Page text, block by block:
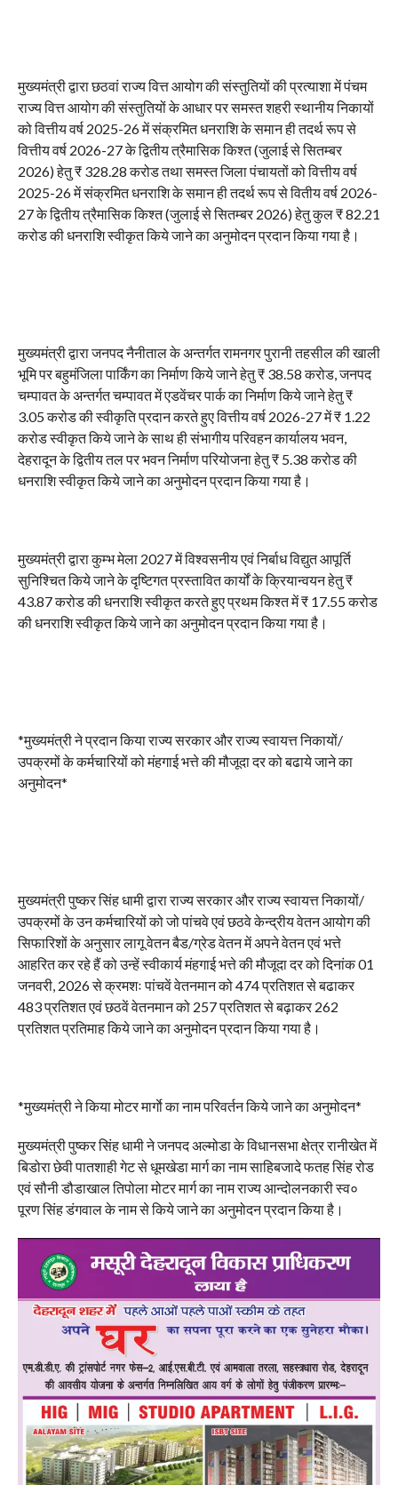
मुख्यमंत्री द्वारा छठवां राज्य वित्त आयोग की संस्तुतियों की प्रत्याशा में पंचम
राज्य वित्त आयोग की संस्तुतियों के आधार पर समस्त शहरी स्थानीय निकायों
को वित्तीय वर्ष 2025-26 में संक्रमित धनराशि के समान ही तदर्थ रूप से
वित्तीय वर्ष 2026-27 के द्वितीय त्रैमासिक किश्त (जुलाई से सितम्बर
2026) हेतु ₹ 328.28 करोड तथा समस्त जिला पंचायतों को वित्तीय वर्ष
2025-26 में संक्रमित धनराशि के समान ही तदर्थ रूप से वितीय वर्ष 2026-
27 के द्वितीय त्रैमासिक किश्त (जुलाई से सितम्बर 2026) हेतु कुल ₹ 82.21
करोड की धनराशि स्वीकृत किये जाने का अनुमोदन प्रदान किया गया है।
मुख्यमंत्री द्वारा जनपद नैनीताल के अन्तर्गत रामनगर पुरानी तहसील की खाली
भूमि पर बहुमंजिला पार्किंग का निर्माण किये जाने हेतु ₹ 38.58 करोड, जनपद
चम्पावत के अन्तर्गत चम्पावत में एडवेंचर पार्क का निर्माण किये जाने हेतु ₹
3.05 करोड की स्वीकृति प्रदान करते हुए वित्तीय वर्ष 2026-27 में ₹ 1.22
करोड स्वीकृत किये जाने के साथ ही संभागीय परिवहन कार्यालय भवन,
देहरादून के द्वितीय तल पर भवन निर्माण परियोजना हेतु ₹ 5.38 करोड की
धनराशि स्वीकृत किये जाने का अनुमोदन प्रदान किया गया है।
मुख्यमंत्री द्वारा कुम्भ मेला 2027 में विश्वसनीय एवं निर्बाध विद्युत आपूर्ति
सुनिश्चित किये जाने के दृष्टिगत प्रस्तावित कार्यों के क्रियान्वयन हेतु ₹
43.87 करोड की धनराशि स्वीकृत करते हुए प्रथम किश्त में ₹ 17.55 करोड
की धनराशि स्वीकृत किये जाने का अनुमोदन प्रदान किया गया है।
*मुख्यमंत्री ने प्रदान किया राज्य सरकार और राज्य स्वायत्त निकायों/
उपक्रमों के कर्मचारियों को मंहगाई भत्ते की मौजूदा दर को बढाये जाने का
अनुमोदन*
मुख्यमंत्री पुष्कर सिंह धामी द्वारा राज्य सरकार और राज्य स्वायत्त निकायों/
उपक्रमों के उन कर्मचारियों को जो पांचवे एवं छठवे केन्द्रीय वेतन आयोग की
सिफारिशों के अनुसार लागू वेतन बैड/ग्रेड वेतन में अपने वेतन एवं भत्ते
आहरित कर रहे हैं को उन्हें स्वीकार्य मंहगाई भत्ते की मौजूदा दर को दिनांक 01
जनवरी, 2026 से क्रमशः पांचवें वेतनमान को 474 प्रतिशत से बढाकर
483 प्रतिशत एवं छठवें वेतनमान को 257 प्रतिशत से बढ़ाकर 262
प्रतिशत प्रतिमाह किये जाने का अनुमोदन प्रदान किया गया है।
*मुख्यमंत्री ने किया मोटर मार्गाे का नाम परिवर्तन किये जाने का अनुमोदन*
मुख्यमंत्री पुष्कर सिंह धामी ने जनपद अल्मोडा के विधानसभा क्षेत्र रानीखेत में
बिडोरा छेवी पातशाही गेट से धूमखेडा मार्ग का नाम साहिबजादे फतह सिंह रोड
एवं सौनी डौडाखाल तिपोला मोटर मार्ग का नाम राज्य आन्दोलनकारी स्व०
पूरण सिंह डंगवाल के नाम से किये जाने का अनुमोदन प्रदान किया है।